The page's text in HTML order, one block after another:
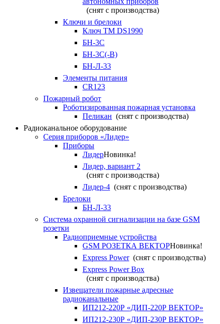
(снят с производства)
Ключи и брелоки
Ключ TM DS1990
БН-3С
БН-3С(-В)
БН-Л-33
Элементы питания
CR123
Пожарный робот
Роботизированная пожарная установка
Пеликан (снят с производства)
Радиоканальное оборудование
Серия приборов «Лидер»
Приборы
ЛидерНовинка!
Лидер, вариант 2
(снят с производства)
Лидер-4 (снят с производства)
Брелоки
БН-Л-33
Система охранной сигнализации на базе GSM
розетки
Радиоприемные устройства
GSM РОЗЕТКА ВЕКТОРНовинка!
Express Power(снят с производства)
Express Power Box
(снят с производства)
Извещатели пожарные адресные
радиоканальные
ИП212-220Р «ДИП-220Р ВЕКТОР»
ИП212-230Р «ДИП-230Р ВЕКТОР»